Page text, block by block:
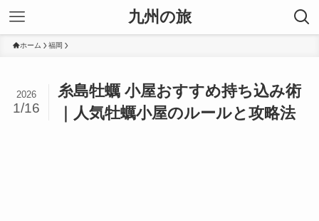
九州の旅
ホーム 福岡
糸島牡蠣 小屋おすすめ持ち込み術
｜人気牡蠣小屋のルールと攻略法
2026
1/16